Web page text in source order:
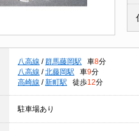
八高線 / 群馬藤岡駅 車8分
八高線 / 北藤岡駅 車9分
高崎線 / 新町駅 徒歩12分
駐車場あり